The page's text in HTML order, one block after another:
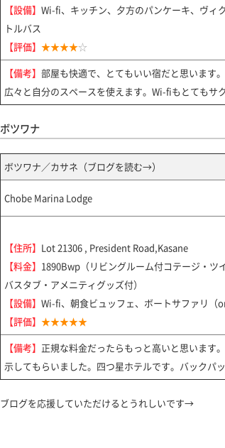
【設備】 Wi-fi、キッチン、夕方のパンケーキ、ヴィ
トルバス
【評価】 ★★★★☆
【備考】 部屋も快適で、とてもいい宿だと思います
広々と自分のスペースを使えます。Wi-fiもとてもサク
ボツワナ
ボツワナ／カサネ（ブログを読む→）
Chobe Marina Lodge
【住所】 Lot 21306 , President Road,Kasane
【料金】 1890Bwp（リビングルーム付コテージ・ツ
バスタブ・アメニティグッズ付）
【設備】 Wi-fi、朝食ビュッフェ、ボートサファリ（
【評価】 ★★★★★
【備考】 正規な料金だったらもっと高いと思います
示してもらいました。四つ星ホテルです。バックパ
ブログを応援していただけるとうれしいです→